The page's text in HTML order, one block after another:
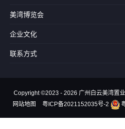
美湾博览会
企业文化
联系方式
Copyright ©2023 - 2026 广州白云美湾置
网站地图
粤ICP备2021152035号-2